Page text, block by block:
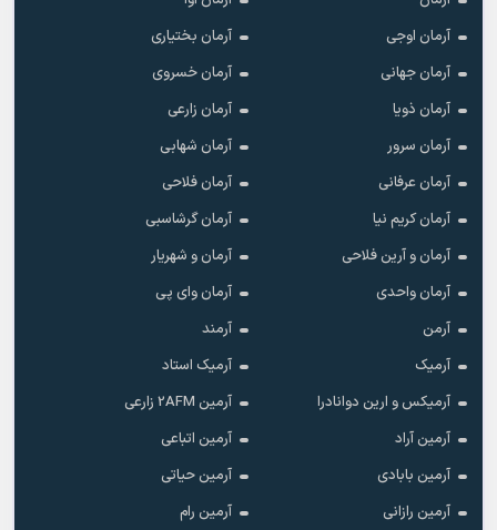
آرمان اوجی
آرمان بختیاری
آرمان جهانی
آرمان خسروی
آرمان ذویا
آرمان زارعی
آرمان سرور
آرمان شهابی
آرمان عرفانی
آرمان فلاحی
آرمان کریم نیا
آرمان گرشاسبی
آرمان و آرین فلاحی
آرمان و شهریار
آرمان واحدی
آرمان وای پی
آرمن
آرمند
آرمیک
آرمیک استاد
آرمیکس و ارین دوانادرا
آرمین 2AFM زارعی
آرمین آراد
آرمین اتباعی
آرمین بابادی
آرمین حیاتی
آرمین رازانی
آرمین رام